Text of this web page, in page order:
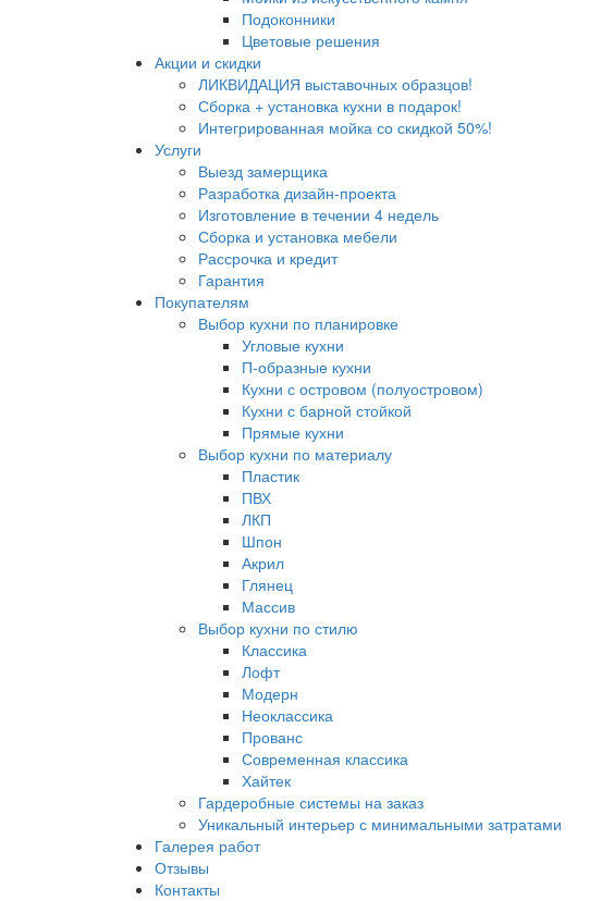
Подоконники
Цветовые решения
Акции и скидки
ЛИКВИДАЦИЯ выставочных образцов!
Сборка + установка кухни в подарок!
Интегрированная мойка со скидкой 50%!
Услуги
Выезд замерщика
Разработка дизайн-проекта
Изготовление в течении 4 недель
Сборка и установка мебели
Рассрочка и кредит
Гарантия
Покупателям
Выбор кухни по планировке
Угловые кухни
П-образные кухни
Кухни с островом (полуостровом)
Кухни с барной стойкой
Прямые кухни
Выбор кухни по материалу
Пластик
ПВХ
ЛКП
Шпон
Акрил
Глянец
Массив
Выбор кухни по стилю
Классика
Лофт
Модерн
Неоклассика
Прованс
Современная классика
Хайтек
Гардеробные системы на заказ
Уникальный интерьер с минимальными затратами
Галерея работ
Отзывы
Контакты